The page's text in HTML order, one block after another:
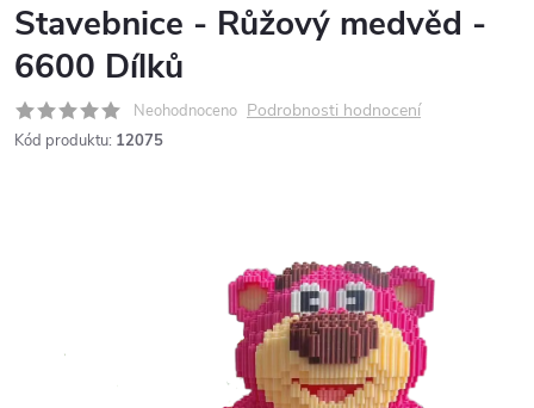
Stavebnice - Růžový medvěd -
6600 Dílků
Neohodnoceno Podrobnosti hodnocení
Kód produktu: 12075